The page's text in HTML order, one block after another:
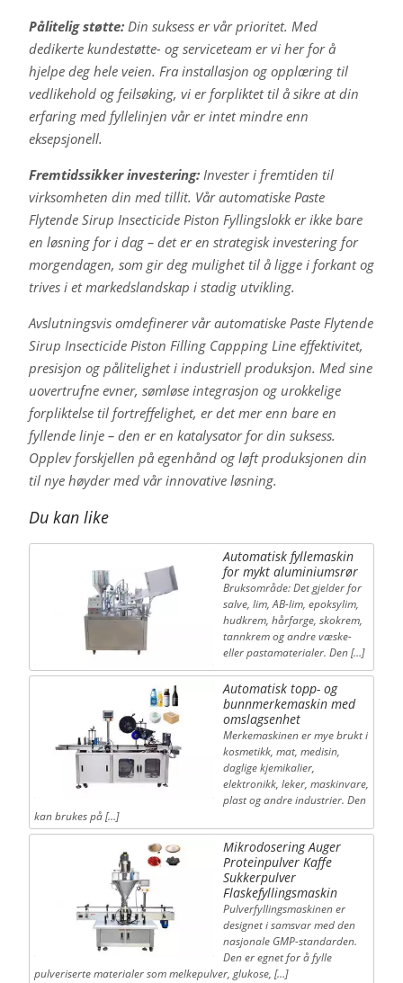
Pålitelig støtte:Din suksess er vår prioritet. Med
dedikerte kundestøtte- og serviceteam er vi her for å
hjelpe deg hele veien. Fra installasjon og opplæring til
vedlikehold og feilsøking, vi er forpliktet til å sikre at din
erfaring med fyllelinjen vår er intet mindre enn
eksepsjonell.
Fremtidssikker investering:Invester i fremtiden til
virksomheten din med tillit. Vår automatiske Paste
Flytende Sirup Insecticide Piston Fyllingslokk er ikke bare
en løsning for i dag – det er en strategisk investering for
morgendagen, som gir deg mulighet til å ligge i forkant og
trives i et markedslandskap i stadig utvikling.
Avslutningsvis omdefinerer vår automatiske Paste Flytende
Sirup Insecticide Piston Filling Cappping Line effektivitet,
presisjon og pålitelighet i industriell produksjon. Med sine
uovertrufne evner, sømløse integrasjon og urokkelige
forpliktelse til fortreffelighet, er det mer enn bare en
fyllende linje – den er en katalysator for din suksess.
Opplev forskjellen på egenhånd og løft produksjonen din
til nye høyder med vår innovative løsning.
Du kan like
Automatisk fyllemaskin
for mykt aluminiumsrør
Bruksområde: Det gjelder for
salve, lim, AB-lim, epoksylim,
hudkrem, hårfarge, skokrem,
tannkrem og andre væske-
eller pastamaterialer. Den […]
Automatisk topp- og
bunnmerkemaskin med
omslagsenhet
Merkemaskinen er mye brukt i
kosmetikk, mat, medisin,
daglige kjemikalier,
elektronikk, leker, maskinvare,
plast og andre industrier. Den
kan brukes på […]
Mikrodosering Auger
Proteinpulver Kaffe
Sukkerpulver
Flaskefyllingsmaskin
Pulverfyllingsmaskinen er
designet i samsvar med den
nasjonale GMP-standarden.
Den er egnet for å fylle
pulveriserte materialer som melkepulver, glukose, […]